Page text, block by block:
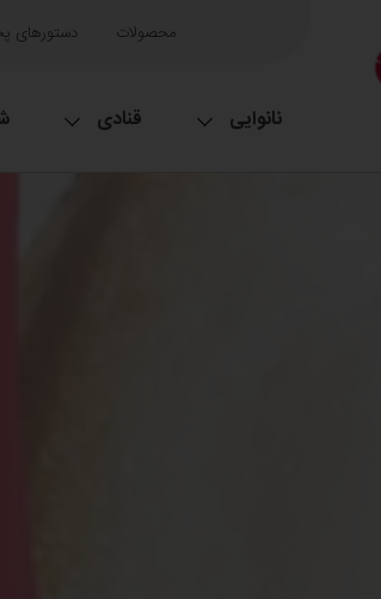
محصولات دستورهای
نانوایی قنادی